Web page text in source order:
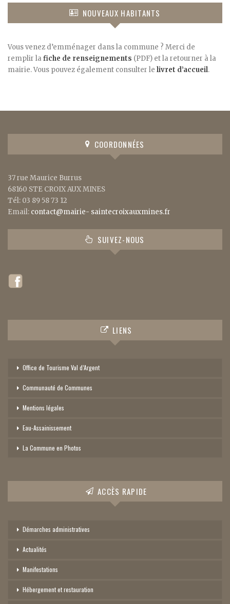
NOUVEAUX HABITANTS
Vous venez d’emménager dans la commune ? Merci de
remplir la fiche de renseignements (PDF) et la retourner à la
mairie. Vous pouvez également consulter le livret d’accueil.
COORDONNÉES
37 rue Maurice Burrus
68160 STE CROIX AUX MINES
Tél: 03 89 58 73 12
Email: contact@mairie- saintecroixauxmines.fr
SUIVEZ-NOUS
LIENS
Office de Tourisme Val d’Argent
Communauté de Communes
Mentions légales
Eau-Assainissement
La Commune en Photos
ACCÈS RAPIDE
Démarches administratives
Actualités
Manifestations
Hébergement et restauration